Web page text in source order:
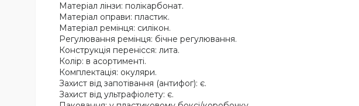
Матеріал лінзи: полікарбонат.
Матеріал оправи: пластик.
Матеріал ремінця: силікон.
Регулювання ремінця: бічне регулювання.
Конструкція перенісся: лита.
Колір: в асортименті.
Комплектація: окуляри.
Захист від запотівання (антифог): є.
Захист від ультрафіолету: є.